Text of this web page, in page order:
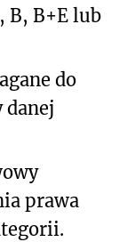
B, B+E lub
do
danej
prawa